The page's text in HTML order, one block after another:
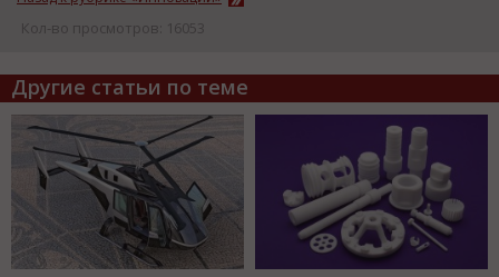
Кол-во просмотров: 16053
Другие статьи по теме